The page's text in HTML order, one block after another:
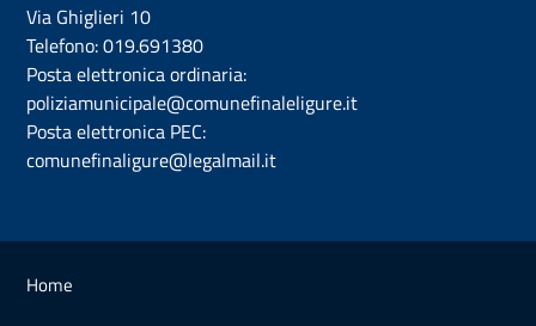
Via Ghiglieri 10
Telefono:019.691380
Posta elettronica ordinaria:
poliziamunicipale@comunefinaleligure.it
Posta elettronica PEC:
comunefinaligure@legalmail.it
Home